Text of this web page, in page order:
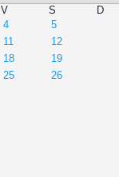
V S
D
4
5
11
12
18
19
25
26